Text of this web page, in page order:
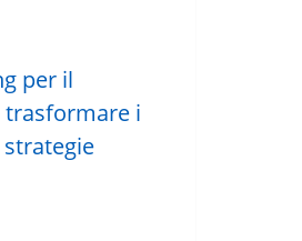
per il
trasformare i